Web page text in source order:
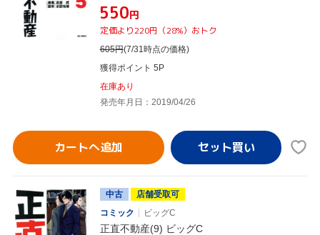
¥550円
定価より220円（28%）おトク
605円(7/31時点の価格)
獲得ポイント 5P
在庫あり
発売年月日：2019/04/26
カートへ追加
中古
店舗受取可
コミック
ビッグC
正直不動産(9) ビッグC